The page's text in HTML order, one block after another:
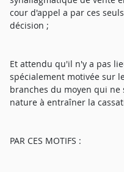
cour d'appel a par ces
décision ;
Et attendu qu'il n'y a pas
spécialement motivée sur
branches du moyen qui
nature à entraîner la
PAR CES MOTIFS :